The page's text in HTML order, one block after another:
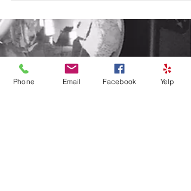
Phone Email Facebook Yelp